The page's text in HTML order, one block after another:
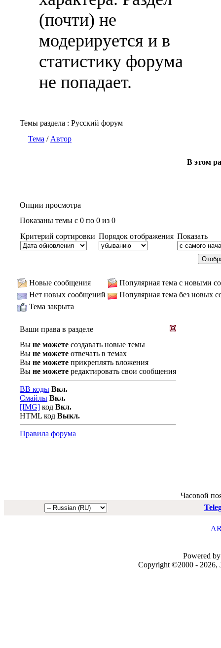
(почти) не
модерируется и в
статистику форума
не попадает.
Темы раздела : Русский форум
Тема / Автор
В этом
Опции просмотра
Показаны темы с 0 по 0 из 0
Критерий сортировки Порядок отображения Показать
Новые сообщения
Популярная тема с новыми
Нет новых сообщений
Популярная тема без новых
Тема закрыта
Ваши права в разделе
Вы не можете создавать новые темы
Вы не можете отвечать в темах
Вы не можете прикреплять вложения
Вы не можете редактировать свои сообщения
BB коды Вкл.
Смайлы Вкл.
[IMG] код Вкл.
HTML код Выкл.
Правила форума
Часовой
Powered
Copyright ©2000 - 2026,